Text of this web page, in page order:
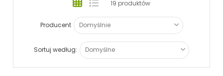
19 produktów
Producent
Sortuj według: